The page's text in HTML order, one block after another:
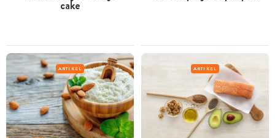
cake
ARTIKEL ARTIKEL